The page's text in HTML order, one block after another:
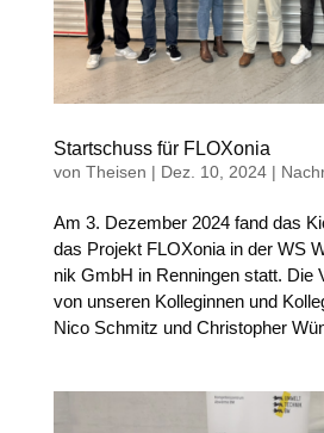
Startschuss für FLOXonia
von Theisen | Dez. 10, 2024|
Am 3. Dezem­ber 2024 fand das
das Pro­jekt FLOXo­nia in der WS
nik GmbH in Renn­in­gen statt. Die
von unse­ren Kol­le­gin­nen und
Nico Schmitz und Chris­to­pher